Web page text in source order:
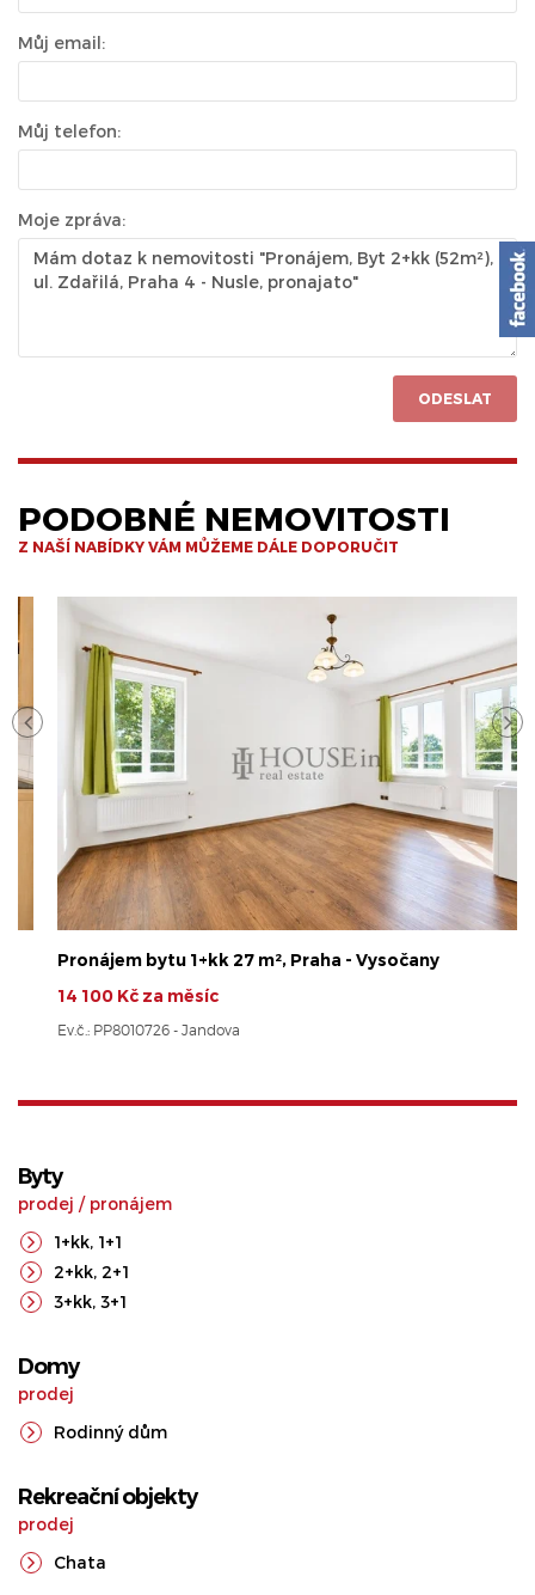
Můj email:
Můj telefon:
Moje zpráva:
ODESLAT
PODOBNÉ NEMOVITOSTI
Z NAŠÍ NABÍDKY VÁM MŮŽEME DÁLE DOPORUČIT
Pronájem bytu 1+kk 27 m², Praha - Vysočany
14 100 Kč za měsíc
Ev.č.: PP8010726 - Jandova
Byty
prodej / pronájem
1+kk, 1+1
2+kk, 2+1
3+kk, 3+1
Domy
prodej
Rodinný dům
Rekreační objekty
prodej
Chata